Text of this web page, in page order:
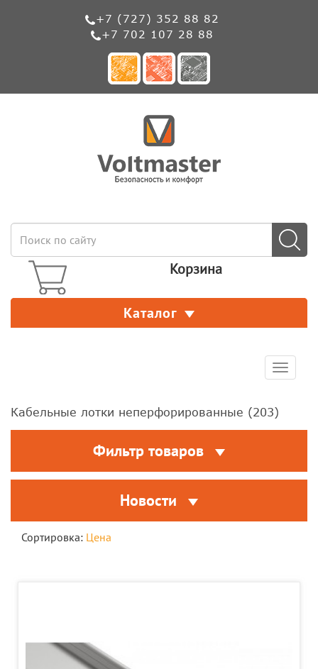
+7 (727) 352 88 82
+7 702 107 28 88
Корзина
Каталог
Toggle
Кабельные лотки неперфорированные (203)
Фильтр товаров
Новости
Сортировка: Цена